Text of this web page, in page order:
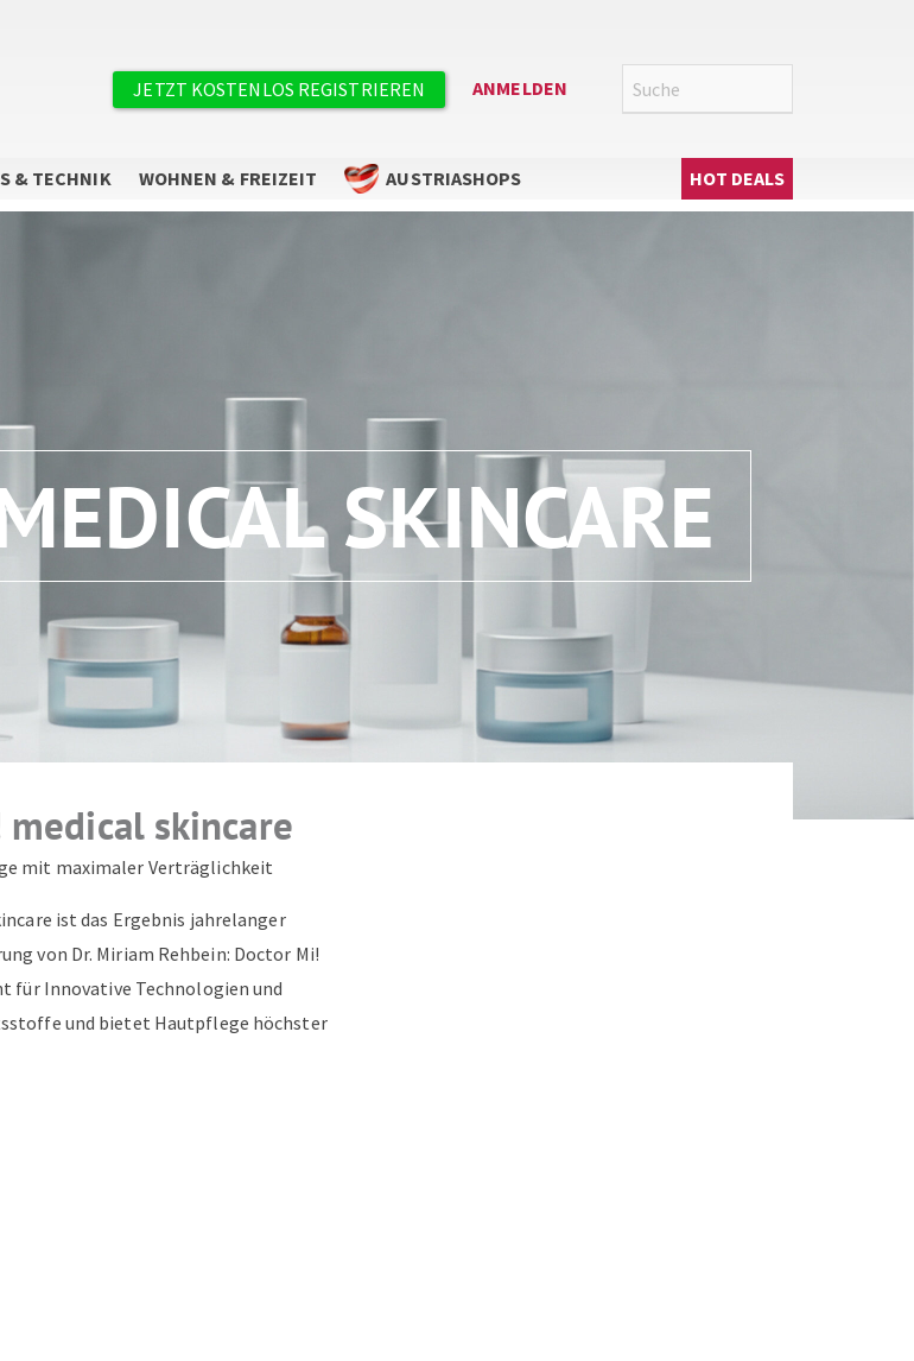
Suche
Benutzermenü
JETZT KOSTENLOS REGISTRIEREN ANMELDEN
& TECHNIK WOHNEN & FREIZEIT AUSTRIASHOPS Hauptnavigation
HOT DEALS
SKINCARE
skincare
mit maximaler Verträglichkeit
ist das Ergebnis jahrelanger
von Dr. Miriam Rehbein: Doctor Mi!
für Innovative Technologien und
und bietet Hautpflege höchster
keine Angebote mehr
Sie unseren Newsletter.
NEWSLETTER ANMELDEN